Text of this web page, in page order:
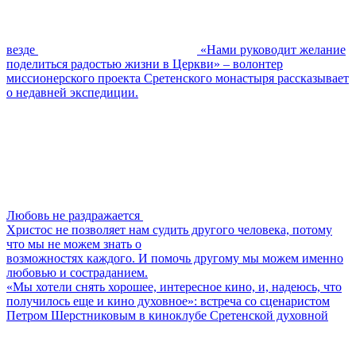
везде
«Нами руководит желание
поделиться радостью жизни в Церкви» – волонтер
миссионерского проекта Сретенского монастыря рассказывает
о недавней экспедиции.
Любовь не раздражается
Христос не позволяет нам судить другого человека, потому
что мы не можем знать о
возможностях каждого. И помочь другому мы можем именно
любовью и состраданием.
«Мы хотели снять хорошее, интересное кино, и, надеюсь, что
получилось еще и кино духовное»: встреча со сценаристом
Петром Шерстниковым в киноклубе Сретенской духовной